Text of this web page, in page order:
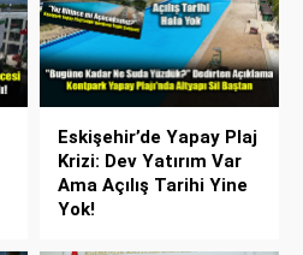
Eskişehir’de Yapay Plaj
Krizi: Dev Yatırım Var
Ama Açılış Tarihi Yine
Yok!